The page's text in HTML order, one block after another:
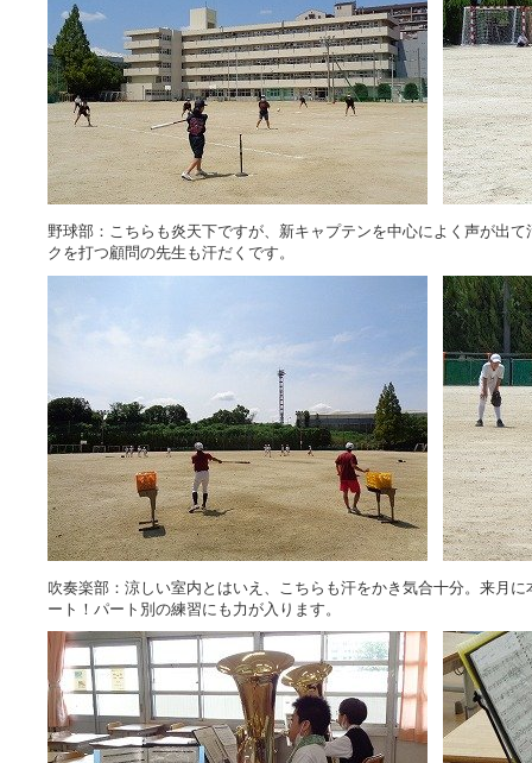
野球部：こちらも炎天下ですが、新キャプテンを中心によく声が出
クを打つ顧問の先生も汗だくです。
吹奏楽部：涼しい室内とはいえ、こちらも汗をかき気合十分。来月
ート！パート別の練習にも力が入ります。